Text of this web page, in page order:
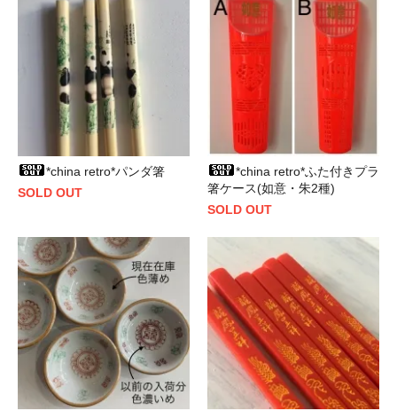
*china retro*パンダ箸
SOLD OUT
*china retro*ふた付きプラ
箸ケース(如意・朱2種)
SOLD OUT